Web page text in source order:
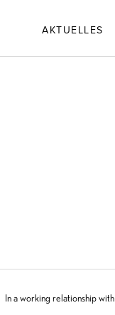
AKTUELLES
In a working relationship with